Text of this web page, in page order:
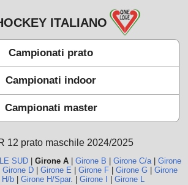
ITALIANO
Campionati prato
Campionati indoor
Campionati master
12 prato maschile 2024/2025
SUD| Girone A| Girone B Girone C/a| Girone
Girone D| Girone E Girone F| Girone G| Girone
H/b Girone H/Spar. Girone I Girone L